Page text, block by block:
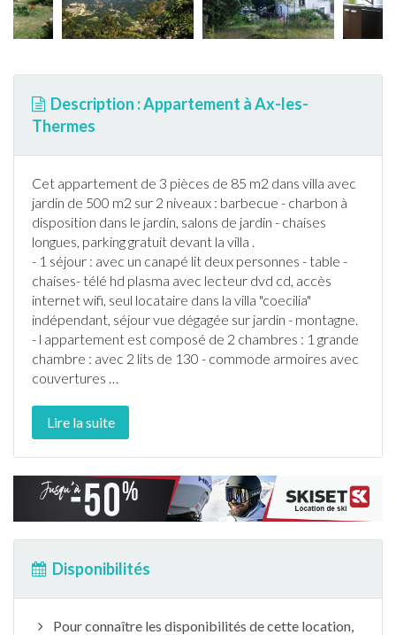
Description : Appartement à Ax-les-
Thermes
Cet appartement de 3 pièces de 85 m2 dans villa avec
jardin de 500 m2 sur 2 niveaux : barbecue - charbon à
disposition dans le jardin, salons de jardin - chaises
longues, parking gratuit devant la villa .
- 1 séjour : avec un canapé lit deux personnes - table -
chaises- télé hd plasma avec lecteur dvd cd, accès
internetwifi, seul locataire dans la villa "coecilia"
indépendant, séjour vue dégagée sur jardin - montagne.
- l appartement est composé de 2 chambres : 1 grande
chambre : avec 2 lits de 130 - commode armoires avec
couvertures …
Lire la suite
Disponibilités
Pour connaître les disponibilités de cette location,